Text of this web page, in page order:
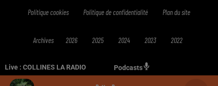
Live : COLLINES LA RADIO Podcasts
Politique cookies Politique de confidentialité Plan du site
Archives 2026 2025 2024 2023 2022